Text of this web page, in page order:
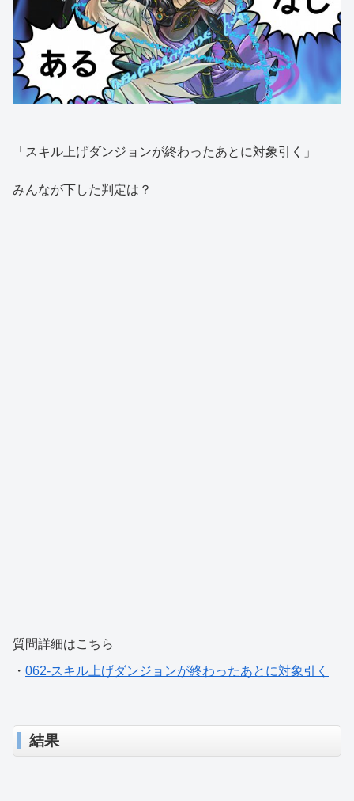
「スキル上げダンジョンが終わったあとに対象引く」
みんなが下した判定は？
質問詳細はこちら
・ 062-スキル上げダンジョンが終わったあとに対象引く
結果